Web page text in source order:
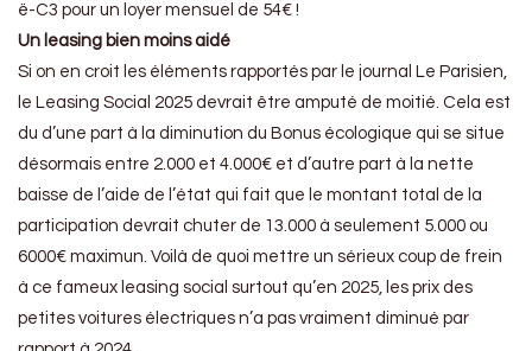
ë-C3 pour un loyer mensuel de 54€ !
Un leasing bien moins aidé
Si on en croit les éléments rapportés par le journal Le Parisien,
le Leasing Social 2025 devrait être amputé de moitié. Cela est
du d’une part à la diminution du Bonus écologique qui se situe
désormais entre 2.000 et 4.000€ et d’autre part à la nette
baisse de l’aide de l’état qui fait que le montant total de la
participation devrait chuter de 13.000 à seulement 5.000 ou
6000€ maximun. Voilà de quoi mettre un sérieux coup de frein
à ce fameux leasing social surtout qu’en 2025, les prix des
petites voitures électriques n’a pas vraiment diminué par